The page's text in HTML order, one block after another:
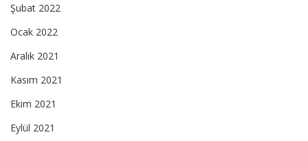
Şubat 2022
Ocak 2022
Aralık 2021
Kasım 2021
Ekim 2021
Eylül 2021